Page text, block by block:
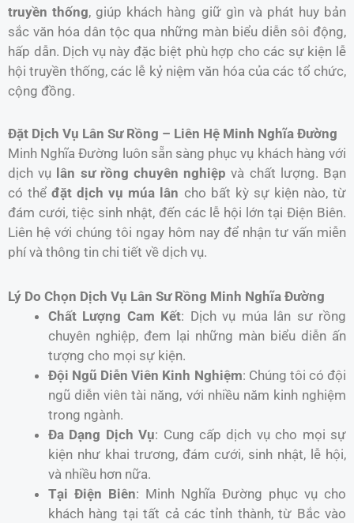
truyền thống, giúp khách hàng giữ gìn và phát huy bản
sắc văn hóa dân tộc qua những màn biểu diễn sôi động,
hấp dẫn. Dịch vụ này đặc biệt phù hợp cho các sự kiện lễ
hội truyền thống, các lễ kỷ niệm văn hóa của các tổ chức,
cộng đồng.
Đặt Dịch Vụ Lân Sư Rồng – Liên Hệ Minh Nghĩa Đường
Minh Nghĩa Đường luôn sẵn sàng phục vụ khách hàng với
dịch vụ lân sư rồng chuyên nghiệp và chất lượng. Bạn
có thểđặt dịch vụ múa lân cho bất kỳ sự kiện nào, từ
đám cưới, tiệc sinh nhật, đến các lễ hội lớn tại Điện Biên.
Liên hệ với chúng tôi ngay hôm nay để nhận tư vấn miễn
phí và thông tin chi tiết về dịch vụ.
Lý Do Chọn Dịch Vụ Lân Sư Rồng Minh Nghĩa Đường
Chất Lượng Cam Kết: Dịch vụ múa lân sư rồng
chuyên nghiệp, đem lại những màn biểu diễn ấn
tượng cho mọi sự kiện.
Đội Ngũ Diễn Viên Kinh Nghiệm: Chúng tôi có đội
ngũ diễn viên tài năng, với nhiều năm kinh nghiệm
trong ngành.
Đa Dạng Dịch Vụ: Cung cấp dịch vụ cho mọi sự
kiện như khai trương, đám cưới, sinh nhật, lễ hội,
và nhiều hơn nữa.
Tại Điện Biên: Minh Nghĩa Đường phục vụ cho
khách hàng tại tất cả các tỉnh thành, từ Bắc vào